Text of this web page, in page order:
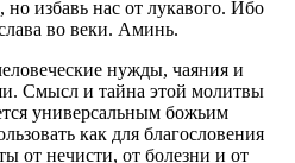
избавь нас от лукавого. Ибо
во веки. Аминь.
нужды, чаяния и
Смысл и тайна этой молитвы
универсальным божьим
как для благословения
от нечисти, от болезни и от